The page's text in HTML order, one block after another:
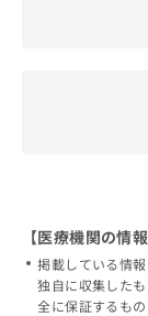
【医療機関の情
掲載している情
独自に収集した
全に保証するもの